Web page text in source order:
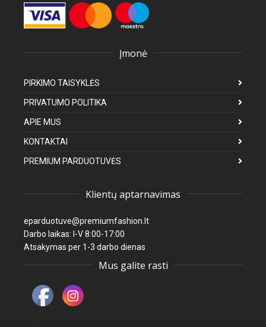
Įmonė
PIRKIMO TAISYKLĖS
PRIVATUMO POLITIKA
APIE MUS
KONTAKTAI
PREMIUM PARDUOTUVĖS
Klientų aptarnavimas
eparduotuve@premiumfashion.lt
Darbo laikas: I-V 8:00-17:00
Atsakymas per 1-3 darbo dienas
Mus galite rasti